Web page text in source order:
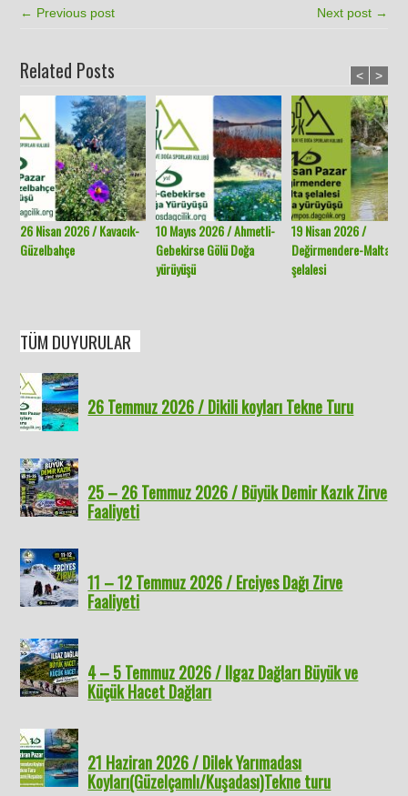
← Previous post Next post →
Related Posts
26 Nisan 2026 / Kavacık-
Güzelbahçe
10 Mayıs 2026 / Ahmetli-
Gebekirse Gölü Doğa
yürüyüşü
19 Nisan 2026 /
Değirmendere-Malta
şelalesi
< >
TÜM DUYURULAR
26 Temmuz 2026 / Dikili koyları Tekne Turu
25 – 26 Temmuz 2026 / Büyük Demir Kazık Zirve
Faaliyeti
11 – 12 Temmuz 2026 / Erciyes Dağı Zirve
Faaliyeti
4 – 5 Temmuz 2026 / Ilgaz Dağları Büyük ve
Küçük Hacet Dağları
21 Haziran 2026 / Dilek Yarımadası
Koyları(Güzelçamlı/Kuşadası)Tekne turu